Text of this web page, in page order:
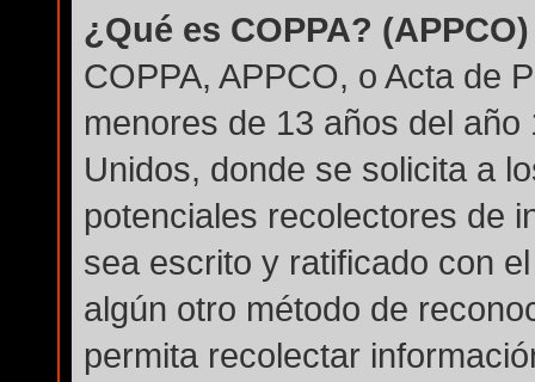
¿Qué es COPPA? (APPCO)
COPPA, APPCO, o Acta de
menores de 13 años del
Unidos, donde se solicita a
potenciales recolectores de
sea escrito y ratificado con
algún otro método de
permita recolectar